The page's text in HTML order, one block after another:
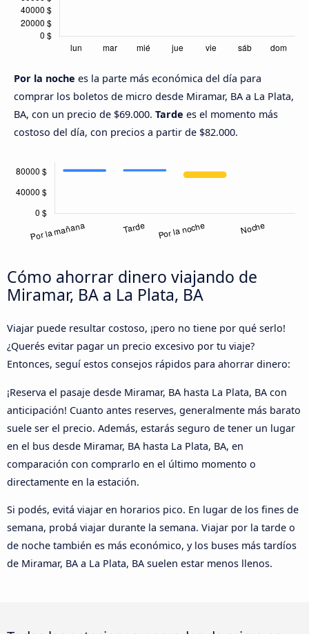
Por la noche es la parte más económica del día para
comprar los boletos de micro desde Miramar, BA a La Plata,
BA, con un precio de $69.000. Tarde es el momento más
costoso del día, con precios a partir de $82.000.
Cómo ahorrar dinero viajando de
Miramar, BA a La Plata, BA
Viajar puede resultar costoso, ¡pero no tiene por qué serlo!
¿Querés evitar pagar un precio excesivo por tu viaje?
Entonces, seguí estos consejos rápidos para ahorrar dinero:
¡Reserva el pasaje desde Miramar, BA hasta La Plata, BA con
anticipación! Cuanto antes reserves, generalmente más barato
suele ser el precio. Además, estarás seguro de tener un lugar
en el bus desde Miramar, BA hasta La Plata, BA, en
comparación con comprarlo en el último momento o
directamente en la estación.
Si podés, evitá viajar en horarios pico. En lugar de los fines de
semana, probá viajar durante la semana. Viajar por la tarde o
de noche también es más económico, y los buses más tardíos
de Miramar, BA a La Plata, BA suelen estar menos llenos.